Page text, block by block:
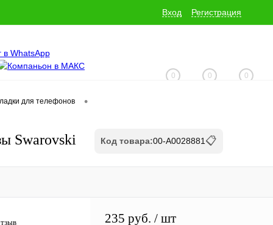
Вход Регистрация
0 0 0
для телефонов •
Swarovski Код товара:00-А0028881 📋
235 руб. / шт